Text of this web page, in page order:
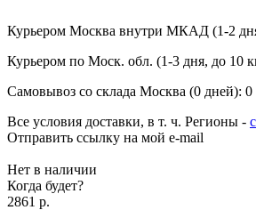
Курьером Москва внутри МКАД (1-2
Курьером по Моск. обл. (1-3 дня, до 10
Самовывоз со склада Москва (0 дней): 0
Все условия доставки, в т. ч. Регионы -
Отправить ссылку на мой e-mail
Нет в наличии
Когда будет?
2861 р.